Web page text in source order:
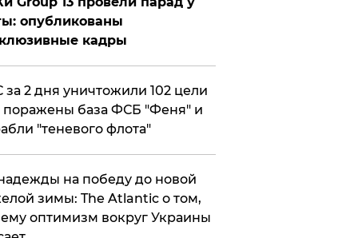
опубликованы
кадры
за 2 дня уничтожили 102 цели
база ФСБ "Феня" и
"теневого флота"
на победу до новой
зимы: The Atlantic о том,
оптимизм вокруг Украины